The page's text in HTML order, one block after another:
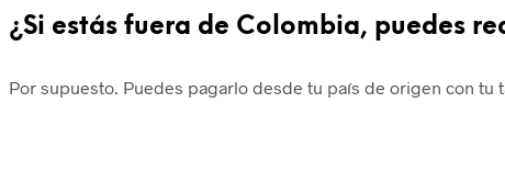
¿Si estás fuera de Colombia, puedes
Por supuesto. Puedes pagarlo desde tu país de origen con